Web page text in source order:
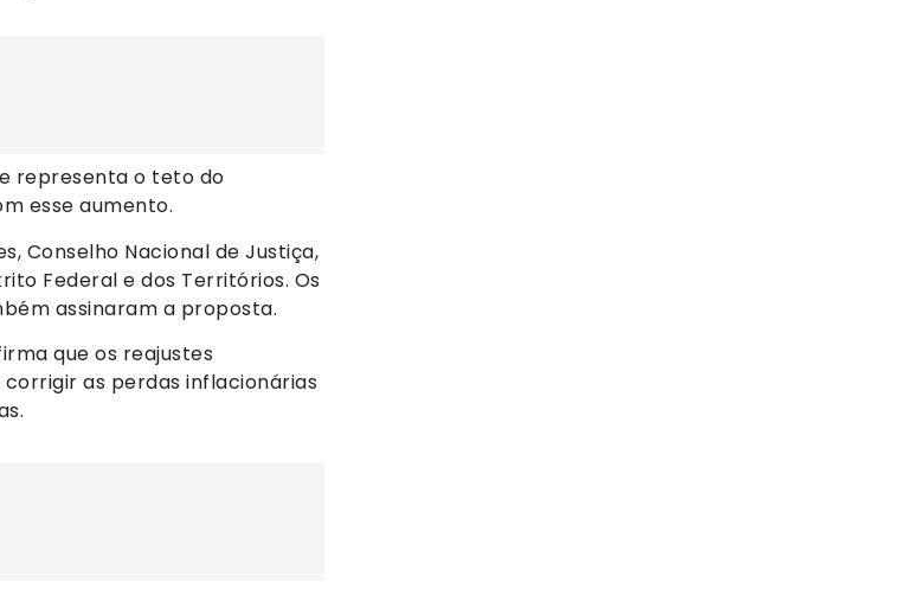
representa o teto do
esse aumento.
Conselho Nacional de Justiça,
Federal e dos Territórios. Os
assinaram a proposta.
que os reajustes
as perdas inflacionárias